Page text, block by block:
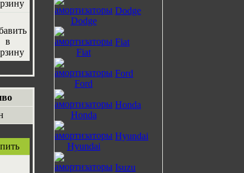
Dodge
Fiat
Ford
Honda
Hyundai
Isuzu